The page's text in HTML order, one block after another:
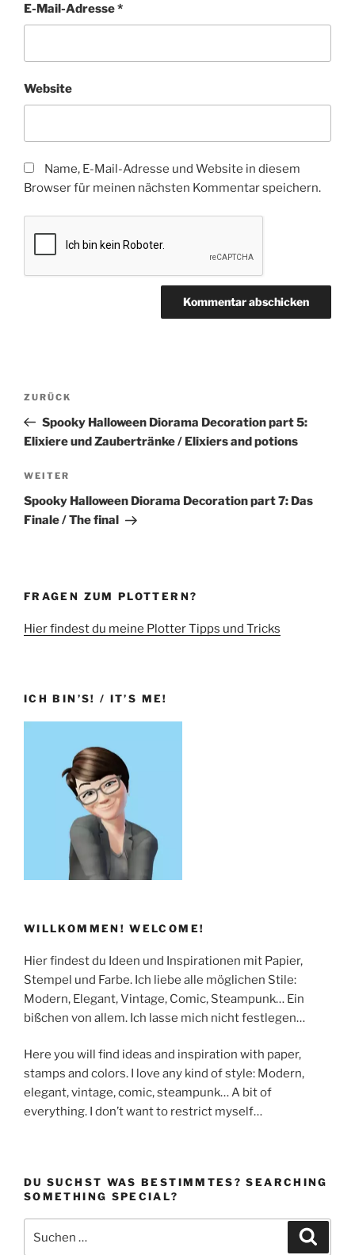
E-Mail-Adresse*
Website
Name, E-Mail-Adresse und Website in diesem
Browser für meinen nächsten Kommentar speichern.
Beitragsnavigation
Vorheriger
Beitrag
ZURÜCK
Spooky Halloween Diorama Decoration part 5:
Elixiere und Zaubertränke / Elixiers and potions
Nächster
Beitrag
WEITER
Spooky Halloween Diorama Decoration part 7: Das
Finale / The final
FRAGEN ZUM PLOTTERN?
Hier findest du meine Plotter Tipps und Tricks
ICH BIN’S! / IT’S ME!
WILLKOMMEN! WELCOME!
Hier findest du Ideen und Inspirationen mit Papier,
Stempel und Farbe. Ich liebe alle möglichen Stile:
Modern, Elegant, Vintage, Comic, Steampunk… Ein
bißchen von allem. Ich lasse mich nicht festlegen…
Here you will find ideas and inspiration with paper,
stamps and colors. I love any kind of style: Modern,
elegant, vintage, comic, steampunk… A bit of
everything. I don’t want to restrict myself…
DU SUCHST WAS BESTIMMTES? SEARCHING
SOMETHING SPECIAL?
nach: